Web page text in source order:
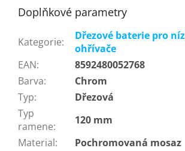
Doplňkové parametry
Kategorie:
Dřezové baterie pro
ohřívače
EAN:
8592480052768
Barva:
Chrom
Typ:
Dřezová
Typ
ramene:
120 mm
Material:
Pochromovaná mosaz